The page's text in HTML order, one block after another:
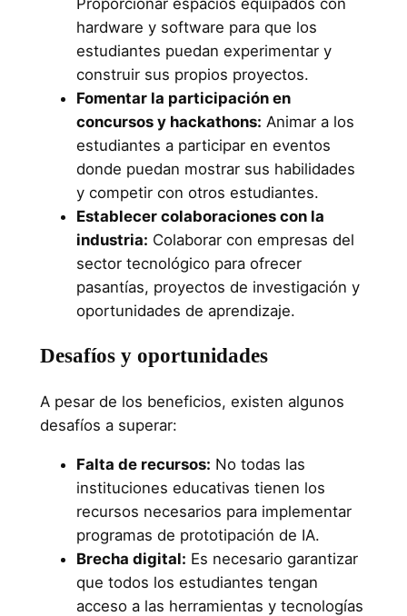
Proporcionar espacios equipados con
hardware y software para que los
estudiantes puedan experimentar y
construir sus propios proyectos.
Fomentar la participación en
concursos y hackathons: Animar a los
estudiantes a participar en eventos
donde puedan mostrar sus habilidades
y competir con otros estudiantes.
Establecer colaboraciones con la
industria: Colaborar con empresas del
sector tecnológico para ofrecer
pasantías, proyectos de investigación y
oportunidades de aprendizaje.
Desafíos y oportunidades
A pesar de los beneficios, existen algunos
desafíos a superar:
Falta de recursos: No todas las
instituciones educativas tienen los
recursos necesarios para implementar
programas de prototipación de IA.
Brecha digital: Es necesario garantizar
que todos los estudiantes tengan
acceso a las herramientas y tecnologías